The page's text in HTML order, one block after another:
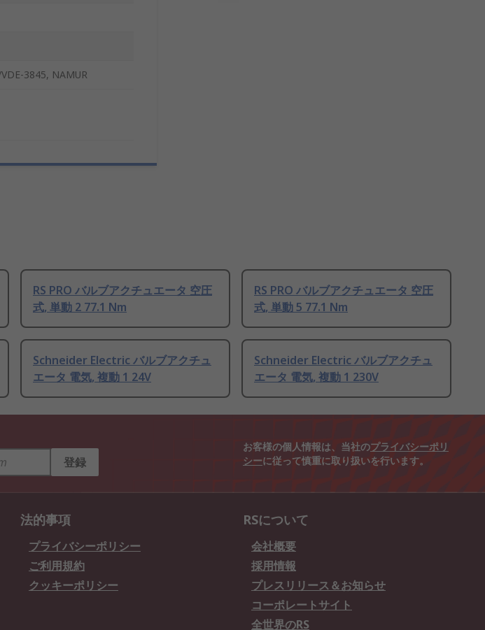
3845, NAMUR
RS PRO バルブアクチュエータ 空圧
式, 単動 2 77.1 Nm
RS PRO バルブアクチュエータ 空圧
式, 単動 5 77.1 Nm
Schneider Electric バルブアクチュ
エータ 電気, 複動 1 24V
Schneider Electric バルブアクチュ
エータ 電気, 複動 1 230V
登録
お客様の個人情報は、当社のプライバシーポリ
シーに従って慎重に取り扱いを行います。
法的事項
プライバシーポリシー
ご利用規約
クッキーポリシー
RSについて
会社概要
採用情報
プレスリリース＆お知らせ
コーポレートサイト
全世界のRS